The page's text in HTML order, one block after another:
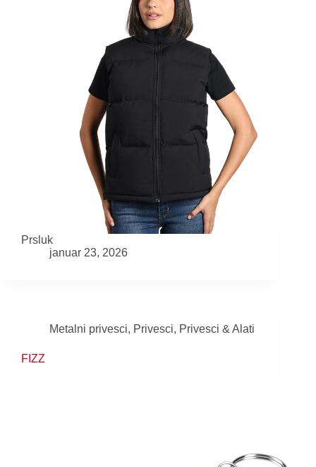
Prsluk
januar 23, 2026
Metalni privesci, Privesci, Privesci & Alati
FIZZ